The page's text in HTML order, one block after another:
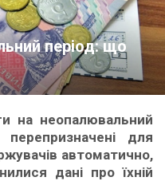
період: що
на неопалювальний
для
автоматично,
дані про їхній